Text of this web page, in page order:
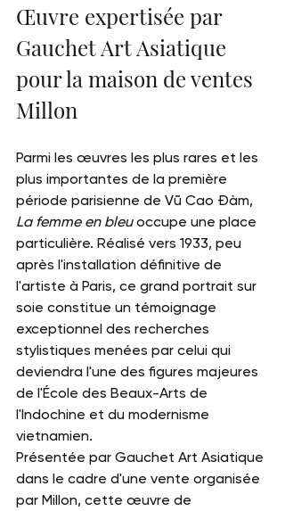
Œuvre expertisée par
Gauchet Art Asiatique
pour la maison de ventes
Millon
Parmi les œuvres les plus rares et les
plus importantes de la première
période parisienne de Vũ Cao Đàm,
La femme en bleu occupe une place
particulière. Réalisé vers 1933, peu
après l'installation définitive de
l'artiste à Paris, ce grand portrait sur
soie constitue un témoignage
exceptionnel des recherches
stylistiques menées par celui qui
deviendra l'une des figures majeures
de l'École des Beaux-Arts de
l'Indochine et du modernisme
vietnamien.
Présentée par Gauchet Art Asiatique
dans le cadre d'une vente organisée
par Millon, cette œuvre de